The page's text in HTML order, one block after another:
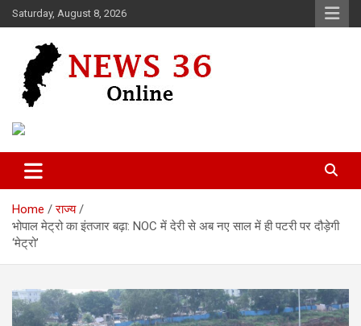
Skip
to
Saturday, August 8, 2026
News 36
Home
राज्य
भोपाल मेट्रो का इंतजार बढ़ा: NOC में देरी से अब नए साल में ही पटरी पर दौड़ेगी
‘मेट्रो’